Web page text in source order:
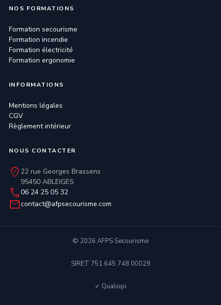
NOS FORMATIONS
Formation secourisme
Formation incendie
Formation électricité
Formation ergonomie
INFORMATIONS
Mentions légales
CGV
Règlement intérieur
NOUS CONTACTER
location_on 22 rue Georges Brassens
95450 ABLEIGES
phone06 24 25 05 32
mailcontact@afpsecourisme.com
© 2026 AFPS Secourisme
·
SIRET 751 645 748 00029
·
✓ Qualiopi
·